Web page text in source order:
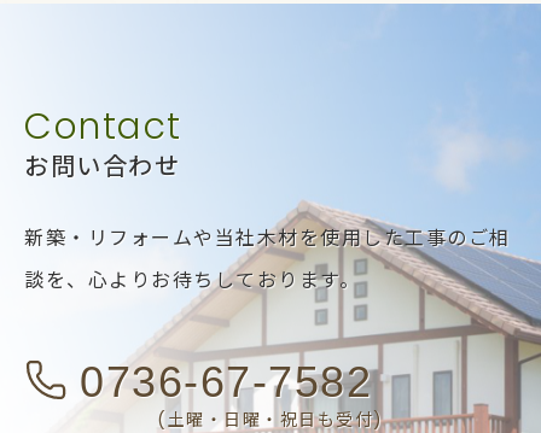
お問い合わせ
新築・リフォームや当社木材を使用した工事のご相
談を、 心よりお待ちしております。
0736-67-7582
(土曜・日曜・祝日も受付)